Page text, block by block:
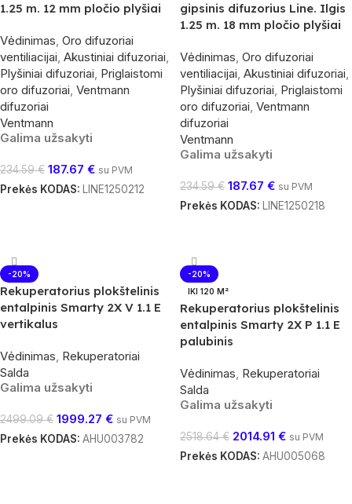
1.25 m. 12 mm pločio plyšiai
Vėdinimas Oro difuzoriai
ventiliacijai Akustiniai difuzoriai
Plyšiniai difuzoriai Priglaistomi
oro difuzoriai Ventmann
difuzoriai
Ventmann
Galima užsakyti
234.59€ 187.67 € su PVM
Prekės KODAS: LINE1250212
gipsinis difuzorius Line. Ilgis
1.25 m. 18 mm pločio plyšiai
Vėdinimas Oro difuzoriai
ventiliacijai Akustiniai difuzoriai
Plyšiniai difuzoriai Priglaistomi
oro difuzoriai Ventmann
difuzoriai
Ventmann
Galima užsakyti
234.59€ 187.67 € su PVM
Prekės KODAS: LINE1250218
-20%
Rekuperatorius plokštelinis
entalpinis Smarty 2X V 1.1 E
vertikalus
Vėdinimas, Rekuperatoriai
Salda
Galima užsakyti
2499.09€ 1999.27 € su PVM
Prekės KODAS: AHU003782
-20%
IKI 120 M²
Rekuperatorius plokštelinis
entalpinis Smarty 2X P 1.1 E
palubinis
Vėdinimas, Rekuperatoriai
Salda
Galima užsakyti
2518.64€ 2014.91 € su PVM
Prekės KODAS: AHU005068